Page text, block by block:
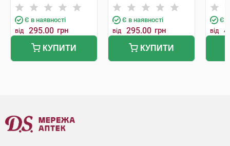
Продактс
Є в наявності
від 295.00 грн
КУПИТИ
Продактс
Є в наявності
від 295.00 грн
КУПИТИ
Є в
від